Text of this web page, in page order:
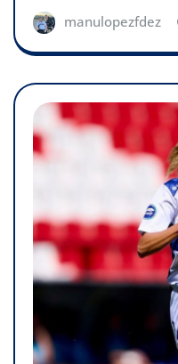
manulopezfdez